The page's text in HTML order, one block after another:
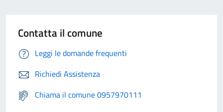
Contatta il comune
Leggi le domande frequenti
Richiedi Assistenza
Chiama il comune 0957970111